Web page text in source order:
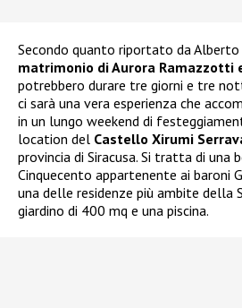
Secondo quanto riportato da
matrimonio di Aurora Ramazzotti
potrebbero durare tre giorni e tre
ci sarà una vera esperienza che
in un lungo weekend di
location del Castello Xirumi
provincia di Siracusa. Si tratta di una
Cinquecento appartenente ai baroni
una delle residenze più ambite della
giardino di 400 mq e una piscina.